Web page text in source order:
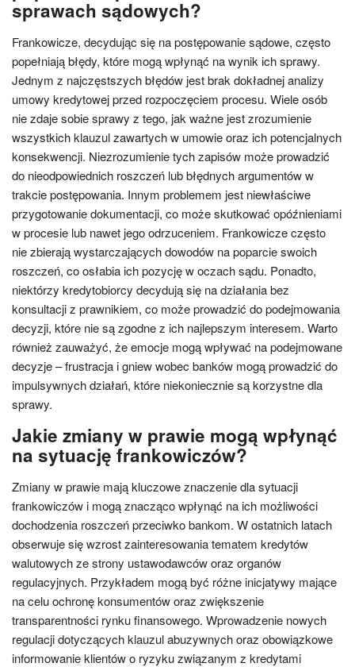
sprawach sądowych?
Frankowicze, decydując się na postępowanie sądowe, często
popełniają błędy, które mogą wpłynąć na wynik ich sprawy.
Jednym z najczęstszych błędów jest brak dokładnej analizy
umowy kredytowej przed rozpoczęciem procesu. Wiele osób
nie zdaje sobie sprawy z tego, jak ważne jest zrozumienie
wszystkich klauzul zawartych w umowie oraz ich potencjalnych
konsekwencji. Niezrozumienie tych zapisów może prowadzić
do nieodpowiednich roszczeń lub błędnych argumentów w
trakcie postępowania. Innym problemem jest niewłaściwe
przygotowanie dokumentacji, co może skutkować opóźnieniami
w procesie lub nawet jego odrzuceniem. Frankowicze często
nie zbierają wystarczających dowodów na poparcie swoich
roszczeń, co osłabia ich pozycję w oczach sądu. Ponadto,
niektórzy kredytobiorcy decydują się na działania bez
konsultacji z prawnikiem, co może prowadzić do podejmowania
decyzji, które nie są zgodne z ich najlepszym interesem. Warto
również zauważyć, że emocje mogą wpływać na podejmowane
decyzje – frustracja i gniew wobec banków mogą prowadzić do
impulsywnych działań, które niekoniecznie są korzystne dla
sprawy.
Jakie zmiany w prawie mogą wpłynąć
na sytuację frankowiczów?
Zmiany w prawie mają kluczowe znaczenie dla sytuacji
frankowiczów i mogą znacząco wpłynąć na ich możliwości
dochodzenia roszczeń przeciwko bankom. W ostatnich latach
obserwuje się wzrost zainteresowania tematem kredytów
walutowych ze strony ustawodawców oraz organów
regulacyjnych. Przykładem mogą być różne inicjatywy mające
na celu ochronę konsumentów oraz zwiększenie
transparentności rynku finansowego. Wprowadzenie nowych
regulacji dotyczących klauzul abuzywnych oraz obowiązkowe
informowanie klientów o ryzyku związanym z kredytami